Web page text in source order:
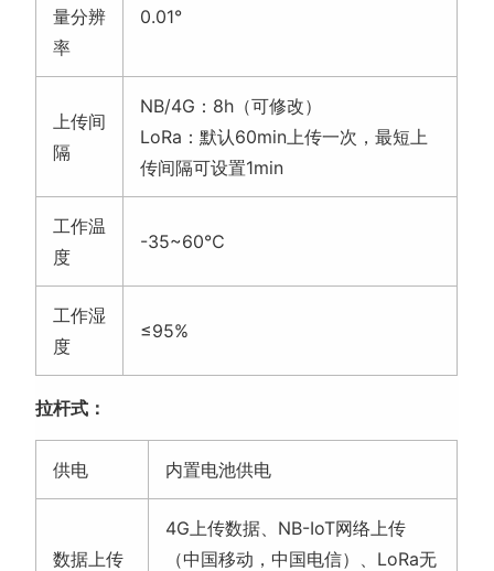
量分辨
率
0.01°
上传间
隔
NB/4G：8h（可修改）
LoRa：默认60min上传一次，最短上
传间隔可设置1min
工作温
度
-35~60℃
工作湿
度
≤95%
拉杆式：
供电 内置电池供电
数据上传
4G上传数据、NB-IoT网络上传
（中国移动，中国电信）、LoRa无